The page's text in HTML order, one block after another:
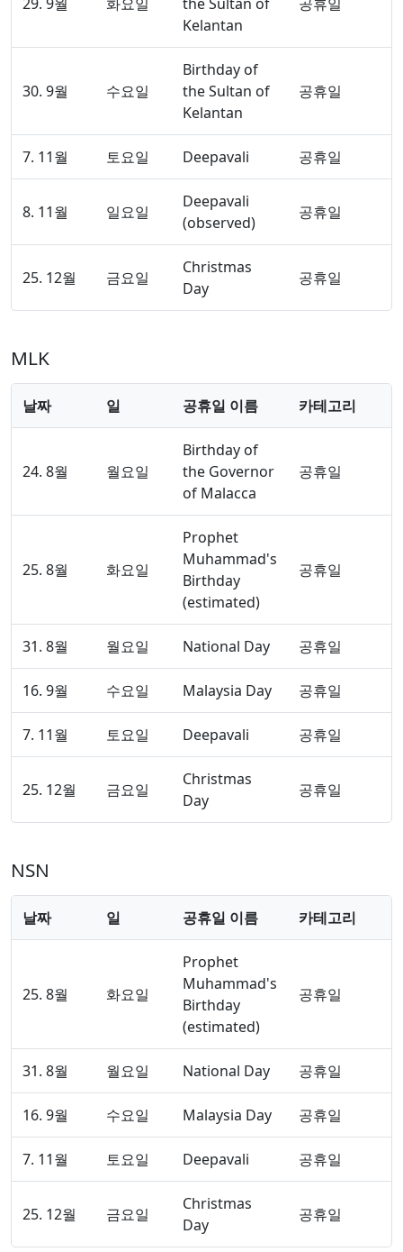
Kelantan
30. 9월 수요일
Birthday of
the Sultan of
Kelantan
공휴일
7. 11월 토요일 Deepavali 공휴일
8. 11월 일요일
Deepavali
(observed)
공휴일
25. 12월 금요일
Christmas
Day
공휴일
MLK
날짜 일 공휴일 이름 카테고리
24. 8월 월요일
Birthday of
the Governor
of Malacca
공휴일
25. 8월 화요일
Prophet
Muhammad's
Birthday
(estimated)
공휴일
31. 8월 월요일 National Day 공휴일
16. 9월 수요일 Malaysia Day 공휴일
7. 11월 토요일 Deepavali 공휴일
25. 12월 금요일
Christmas
Day
공휴일
NSN
날짜 일 공휴일 이름 카테고리
25. 8월 화요일
Prophet
Muhammad's
Birthday
(estimated)
공휴일
31. 8월 월요일 National Day 공휴일
16. 9월 수요일 Malaysia Day 공휴일
7. 11월 토요일 Deepavali 공휴일
25. 12월 금요일
Christmas
Day
공휴일